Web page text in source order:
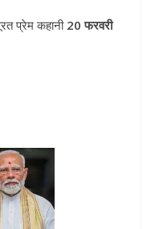
प्रेम कहानी 20 फरवरी